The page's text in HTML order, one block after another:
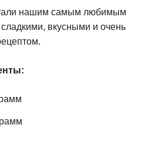
нашим самым любимым
вкусными и очень